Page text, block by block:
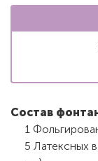
Состав
1
5 Латексных